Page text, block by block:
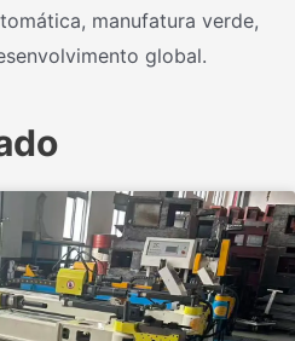
manufatura verde,
global.